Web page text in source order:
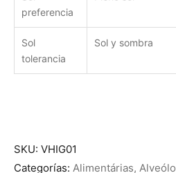
preferencia
Sol
tolerancia
Sol y sombra
SKU: VHIG01
Categorías: Alimentárias, Alveólo